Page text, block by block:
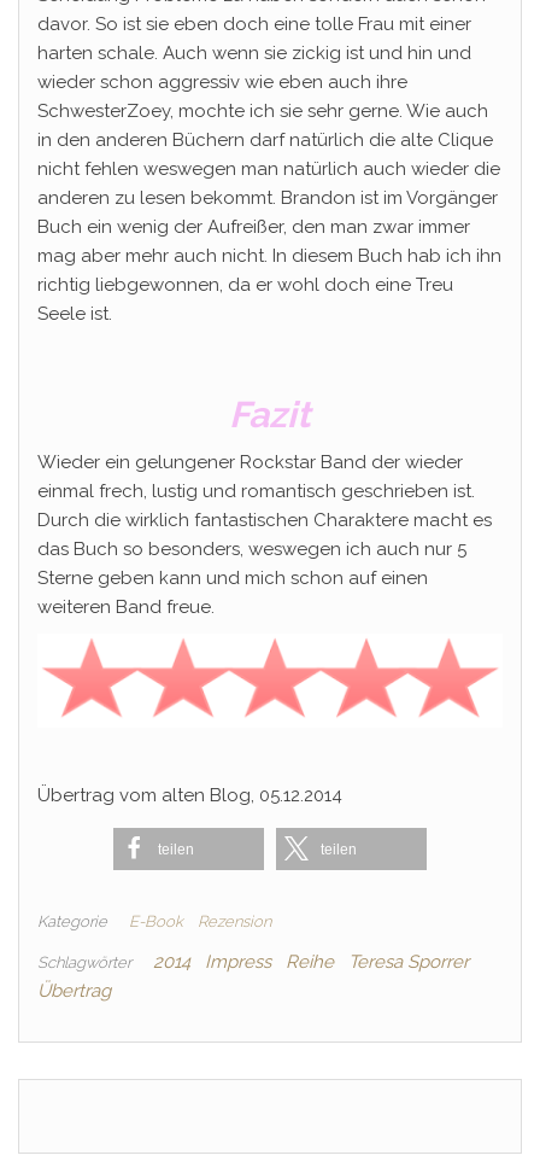
davor. So ist sie eben doch eine tolle Frau mit einer
harten schale. Auch wenn sie zickig ist und hin und
wieder schon aggressiv wie eben auch ihre
SchwesterZoey, mochte ich sie sehr gerne. Wie auch
in den anderen Büchern darf natürlich die alte Clique
nicht fehlen weswegen man natürlich auch wieder die
anderen zu lesen bekommt. Brandon ist im Vorgänger
Buch ein wenig der Aufreißer, den man zwar immer
mag aber mehr auch nicht. In diesem Buch hab ich ihn
richtig liebgewonnen, da er wohl doch eine Treu
Seele ist.
Fazit
Wieder ein gelungener Rockstar Band der wieder
einmal frech, lustig und romantisch geschrieben ist.
Durch die wirklich fantastischen Charaktere macht es
das Buch so besonders, weswegen ich auch nur 5
Sterne geben kann und mich schon auf einen
weiteren Band freue.
Übertrag vom alten Blog, 05.12.2014
teilen teilen
Kategorie E-Book Rezension
Schlagwörter 2014 Impress Reihe
Teresa Sporrer
Übertrag